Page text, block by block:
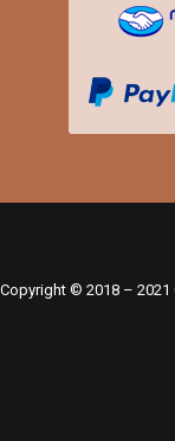
Copyright © 2018 – 2021